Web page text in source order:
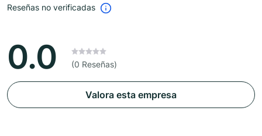
Reseñas no verificadas
0.0 (0 Reseñas)
Valora esta empresa